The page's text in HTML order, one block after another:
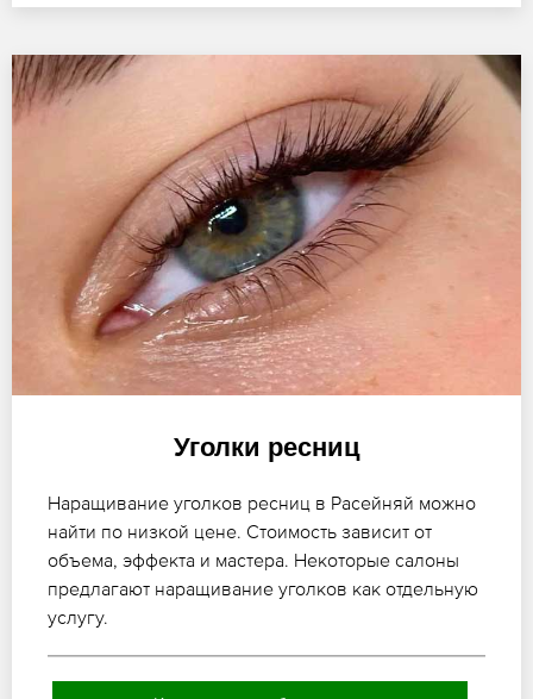
Уголки ресниц
Наращивание уголков ресниц в Расейняй можно
найти по низкой цене. Стоимость зависит от
объема, эффекта и мастера. Некоторые салоны
предлагают наращивание уголков как отдельную
услугу.